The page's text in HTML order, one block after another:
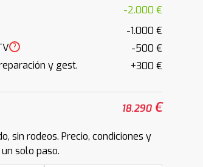
-2.000 €
-1.000 €
?
-500 €
y gest.
+300 €
18.290€
sin rodeos. Precio, condiciones y
solo paso.